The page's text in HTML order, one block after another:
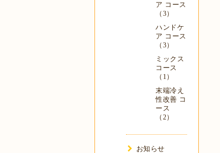
ア コース
（3）
ハンドケ
ア コース
（3）
ミックス
コース
（1）
末端冷え
性改善 コ
ース
（2）
お知らせ